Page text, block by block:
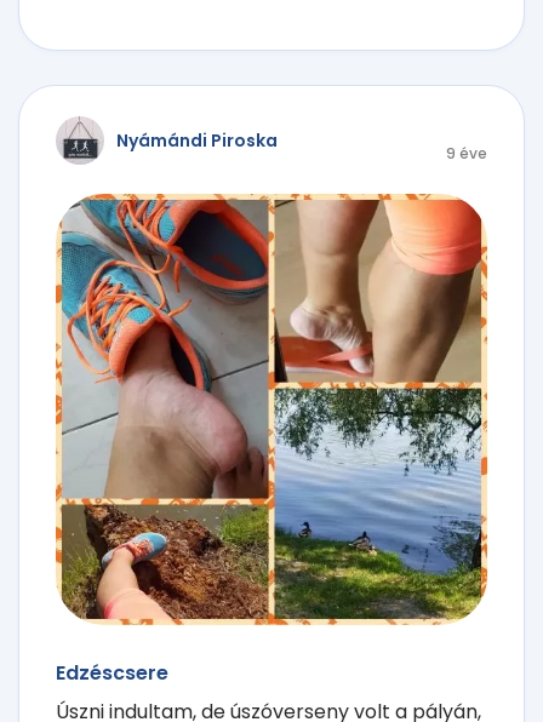
Nyámándi Piroska
9 éve
Edzéscsere
Úszni indultam, de úszóverseny volt a pályán,